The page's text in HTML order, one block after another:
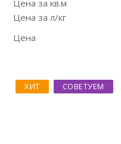
Цена за кв.м
Цена за л/кг
Цена
ХИТ СОВЕТУЕМ